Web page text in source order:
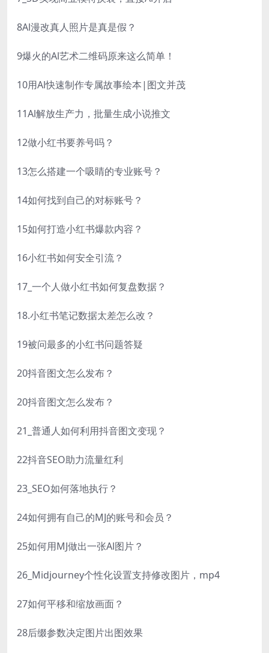
8Al漫改真人照片是真是假？
9爆火的Al艺术二维码原来这么简单！
10用Al快速制作专属故事绘本|图文并茂
11Al解放生产力，批量生成小说推文
12做小红书要养号吗？
13怎么搭建一个吸睛的专业账号？
14如何找到自己的对标账号？
15如何打造小红书爆款内容？
16小红书如何安全引流？
17_一个人做小红书如何复盘数据？
18.小红书笔记数据太差怎么改？
19被问最多的小红书问题答疑
20抖音图文怎么发布？
20抖音图文怎么发布？
21_普通人如何利用抖音图文变现？
22抖音SEO助力流量红利
23_SEO如何落地执行？
24如何拥有自己的MJ的账号和会员？
25如何用MJ做出一张Al图片？
26_Midjourney个性化设置支持修改图片，mp4
27如何平移和缩放画面？
28后缀参数决定图片出图效果